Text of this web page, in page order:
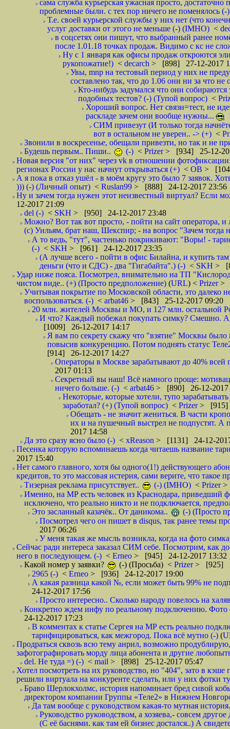
сама служба курьерская ужасная просто,
проблемные были. с тех пор ничего не поменялось (-)
Т.е. своей курьерской службы у них нет (что
услуг доставки от этого не меньше (-) (IMHO) <
в соцсетях они пишут, что выбранный ранее
после 1.01.18 точках продаж. Видимо с кс не
Ну с 1 января как офисы продаж откроются
рукопожатие!) < decarch > [898] 27-12-2017
Увы, mnp на тестовый период у них не
составлено так, что до 1.06 они ни за что не
Кто-нибудь задумался что они
подобных тестов? (-) (Тупой вопрос) <
Хороший вопрос. Нет связи=тест, не
раскладе зачем они вообще нужны...
СИМ привезут (И только тогда
вот в остальном не уверен.. -> (+) <
Звонили в воскресенье, обещали привезти, но так и не
Будешь первым.. Пиши..
(-) < Prizer> [934] 25-12-
Новая версия "от них" через vk в отношении
регионах России у нас начнут открываться (+) < ОВ >
А я пока в отказ ушёл - в моём кругу это было 7 заявок.
))) (-) (Личный опыт) < Ruslan99 > [888] 24-12-2017 23:56
Ну и зачем тогда нужен этот неизвестный виртуал? Если
12-2017 21:09
del (-) < SKH > [950] 24-12-2017 23:48
Можно? Вот так вот просто, - пойти на сайт оператора,
(с) Уильям, брат наш, Шекспир; - на вопрос "Зачем тогда
А то ведь, "тут", частенько покрикивают: "Воры! -
(-) < SKH > [961] 24-12-2017 23:35
(А лучше всего - пойти в офис Билайна, и купить
деньги (что и СДС) - два "Гигабайта".) (-) < SKH >
Удар ниже пояса. Посмотрел, внимательно на ТП
чистом виде.. (+) (Просто предположение) (URL) < Prizer>
Учитывая покрытие по Московской области, это далеко
воспользоваться. (-) < arbat46 > [843] 25-12-2017 09:20
20 млн. жителей Москвы и МО, и 127 млн. остальной
И что? Каждый побежал покупать симку? Смешно. А
[1009] 26-12-2017 14:17
Я вам по секрету скажу что "взятие" Москвы
повысив конкуренцию. Потом поднять статус
[914] 26-12-2017 14:27
Операторы в Москве зарабатывают до 40% всей
2017 01:13
Секретный вы наш! Всё намного проще:
ничего больше. (-) < arbat46 > [890] 26-12-2017
Некоторые, которые хотели, тупо
заработал? (+) (Тупой вопрос) < Prizer> [915]
Обещать - не значит жениться. В части
их и на пушечный выстрел не подпустят. А
2017 14:58
Да это сразу ясно было (-) < xReason > [1131] 24-12-
Песенка которую вспоминаешь когда читаешь название
2017 15:40
Нет самого главного, хотя бы одного(1!) действующего
кредитов, то это массовая истерия, сами верите, что такое
Тизерная реклама присутствует..
(-) (IMHO) < Prizer>
Именно, на МР есть человек из Краснодара, приведший
исключено, что реально никто и не подключается,
Это засланный казачёк.. От даникома..
(-) (Просто
Посмотрел чего он пишет в disqus, так ранее темы
2017 06:26
У меня такая же мысль возникла, когда на фото
Сейчас ради интереса заказал СИМ себе. Посмотрим, как
него в последующем. (-) < Erneo > [945] 24-12-2017 13:32
Какой номер у заявки?
(-) (Просьба) < Prizer> [925]
2965 (-) < Erneo > [936] 24-12-2017 19:00
А какая разница какой №, если может быть 99% не
24-12-2017 17:56
Просто интересно.. Сколько народу повелось на
Конкретно ждем инфу по реальному подключению. Фото
24-12-2017 17:23
В комментах к статье Сергея на МР есть реально
тарифицироваться, как межгород. Пока всё мутно (-) (
Продраться сквозь всю тему анрил, возможно
зафотографировать морду лица абонента и другие
del. Не туда =) (-) < mail > [898] 25-12-2017 05:47
Хотел посмотреть на их руководство, но "404", зато в
решили виртуала на конкуренте сделать, или у них фотки
Браво Шерлокхолмс, история напоминает бред сивой
директором компании Группы «Теле2» в Нижнем
Да там вообще с руководством какая-то мутная
Руководство руководством, а хозяева,- совсем
(С её баснями. как там ей бизнес достался..) А